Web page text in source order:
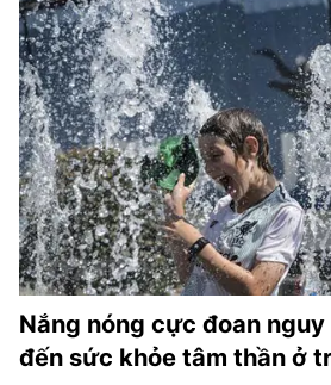
Nắng nóng cực đoan
đến sức khỏe tâm thần ở